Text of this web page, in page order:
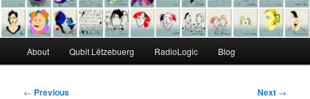
About Qubit Lëtzebuerg RadioLogic Blog
Post
← Previous Next →